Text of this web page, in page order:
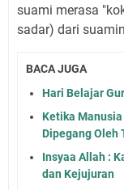
suami merasa
sadar) dari
BACA JUGA
Hari Belajar
Ketika
Dipegang Oleh
Insyaa Allah :
dan Kejujuran